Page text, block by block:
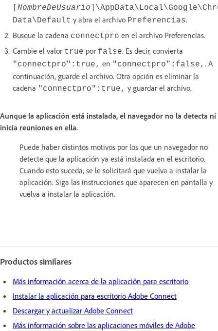
NombreDeUsuario
Data\Default y abra el archivo Preferencias.
Busque la cadena connectpro en el archivo Preferencias.
Cambie el valor true por false. Es decir, convierta
"connectpro":true, en "connectpro":false, . A
continuación, guarde el archivo. Otra opción es eliminar la
cadena "connectpro":true, y guardar el archivo.
Aunque la aplicación está instalada, el navegador no la detecta ni
inicia reuniones en ella.
Puede haber distintos motivos por los que un navegador no
detecte que la aplicación ya está instalada en el escritorio.
Cuando esto suceda, se le solicitará que vuelva a instalar la
aplicación. Siga las instrucciones que aparecen en pantalla y
vuelva a instalar la aplicación.
Productos similares
Más información acerca de la aplicación para escritorio
Instalar la aplicación para escritorio Adobe Connect
Descargar y actualizar Adobe Connect
Más información sobre las aplicaciones móviles de Adobe